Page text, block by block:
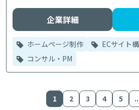
企業詳細
ホームページ制作
ECサイト
コンサル・PM
1 2 3 4 5